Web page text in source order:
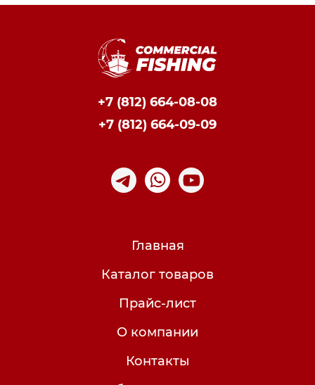
Главная
Каталог товаров
Прайс-лист
О компании
Контакты
+7 (812) 664-08-08
+7 (812) 664-09-09